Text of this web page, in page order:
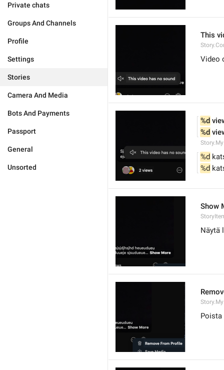
Private chats
Groups And Channels
Profile
Settings
Stories
Camera And Media
Bots And Payments
Passport
General
Unsorted
This
Video
%d
%d
%d
%d
Show
Näytä